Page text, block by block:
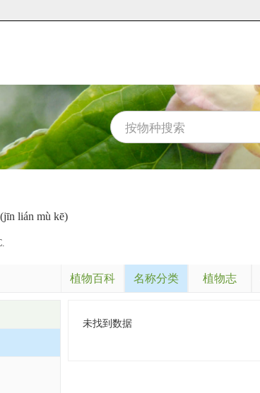
(jīn lián mù kē)
植物百科 名称分类 植物志
未找到数据